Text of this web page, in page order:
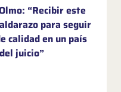
“Recibir este
para seguir
calidad en un país
juicio”